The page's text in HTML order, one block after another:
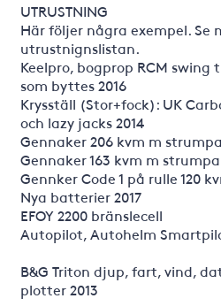
UTRUSTNING
Här följer några exempel. Se
utrustnignslistan.
Keelpro, bogprop RCM
som byttes 2016
Krysställ (Stor+fock): UK
och lazy jacks 2014
Gennaker 206 kvm m strumpa
Gennaker 163 kvm m
Gennker Code 1 på rulle 120
Nya batterier 2017
EFOY 2200 bränslecell
Autopilot, Autohelm
B&G Triton djup, fart, vind,
plotter 2013